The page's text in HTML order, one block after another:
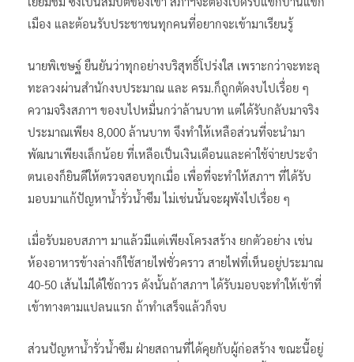
เมือง และต้อนรับประชาชนทุกคนที่อยากจะเข้ามาเรียนรู้
นายพิเชษฐ์ ยืนยันว่าทุกอย่างบริสุทธิ์โปร่งใส เพราะกว่าจะทะลุ
ทะลวงผ่านสำนักงบประมาณ และ ครม.ก็ถูกตัดงบไปเรื่อย ๆ
ความจริงสภาฯ ของบไปหมื่นกว่าล้านบาท แต่ได้รับกลับมาจริง
ประมาณเพียง 8,000 ล้านบาท จึงทำให้เหลือส่วนที่จะนำมา
พัฒนาเพียงเล็กน้อย ที่เหลือเป็นเงินเดือนและค่าใช้จ่ายประจำ
ตนเองก็ยินดีให้ตรวจสอบทุกเมื่อ เพื่อที่จะทำให้สภาฯ ที่ได้รับ
มอบมาแก้ปัญหาน้ำรั่วน้ำซึม ไม่เช่นนั้นจะผุพังไปเรื่อย ๆ
เมื่อรับมอบสภาฯ มาแล้วมีแต่เพียงโครงสร้าง ยกตัวอย่าง เช่น
ห้องอาหารข้างล่างก็ใช้สายไฟชั่วคราว สายไฟที่เห็นอยู่ประมาณ
40-50 เส้นไม่ได้ใช้ถาวร ดังนั้นถ้าสภาฯ ได้รับมอบจะทำให้เข้าที่
เข้าทางตามแปลนแรก ถ้าทำเสร็จแล้วก็จบ
ส่วนปัญหาน้ำรั่วน้ำซึม ฝ่ายสถานที่ได้คุยกับผู้ก่อสร้าง ขณะนี้อยู่